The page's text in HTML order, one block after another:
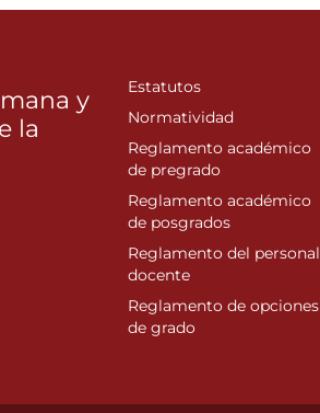
y
la
Estatutos
Normatividad
Reglamento académico
de pregrado
Reglamento académico
de posgrados
Reglamento del personal
docente
Reglamento de opciones
de grado